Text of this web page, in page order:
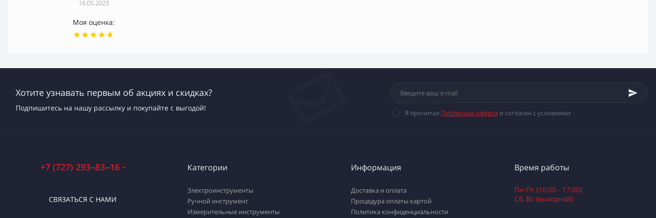
16.05.2023
Моя оценка:
Хотите узнавать первым об акциях и скидках?
Подпишитесь на нашу рассылку и покупайте с выгодой!
Я прочитал Публичная офертаи согласен с условиями
+7 (727) 293‒83‒16
СВЯЗАТЬСЯ С НАМИ
Категории
Электроинструменты
Ручной инструмент
Измерительные инструменты
Информация
Доставка и оплата
Процедура оплаты картой
Политика конфиденциальности
Время работы
Пн-Пт (10:00 - 17:00)
Сб, Вс (выходной)